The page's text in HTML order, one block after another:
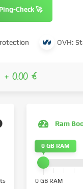
Ping-Check 🚀
OVH:
+ 0.00 €
Ram
0 GB RAM
0 GB RAM